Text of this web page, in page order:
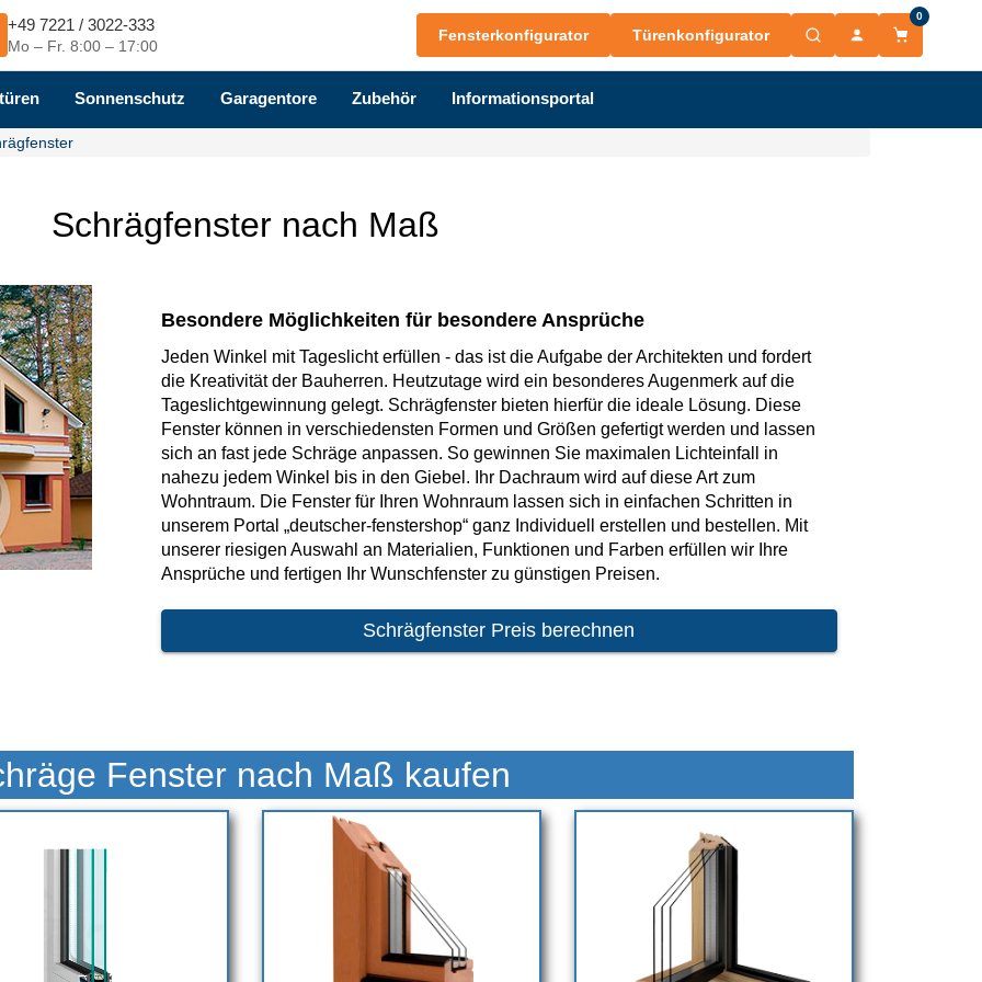
+49 7221 / 3022-333
Mo – Fr. 8:00 – 17:00
Fensterkonfigurator Türenkonfigurator
0
Sonnenschutz Garagentore Zubehör Informationsportal
Schrägfenster nach Maß
Besondere Möglichkeiten für besondere Ansprüche
Jeden Winkel mit Tageslicht erfüllen - das ist die Aufgabe der Architekten und fordert
die Kreativität der Bauherren. Heutzutage wird ein besonderes Augenmerk auf die
Tageslichtgewinnung gelegt. Schrägfenster bieten hierfür die ideale Lösung. Diese
Fenster können in verschiedensten Formen und Größen gefertigt werden und lassen
sich an fast jede Schräge anpassen. So gewinnen Sie maximalen Lichteinfall in
nahezu jedem Winkel bis in den Giebel. Ihr Dachraum wird auf diese Art zum
Wohntraum. Die Fenster für Ihren Wohnraum lassen sich in einfachen Schritten in
unserem Portal „deutscher-fenstershop“ ganz Individuell erstellen und bestellen. Mit
unserer riesigen Auswahl an Materialien, Funktionen und Farben erfüllen wir Ihre
Ansprüche und fertigen Ihr Wunschfenster zu günstigen Preisen.
Schrägfenster Preis berechnen
Fenster nach Maß kaufen